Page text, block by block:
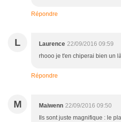
Répondre
L Laurence 22/09/2016 09:59
rhooo je t'en chiperai bien un
Répondre
M Maiwenn 22/09/2016 09:50
Ils sont juste magnifique : le